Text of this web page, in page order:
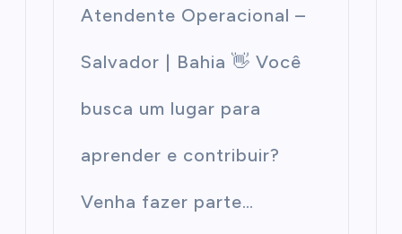
Atendente Operacional –
Salvador | Bahia 👋 Você
busca um lugar para
aprender e contribuir?
Venha fazer parte…